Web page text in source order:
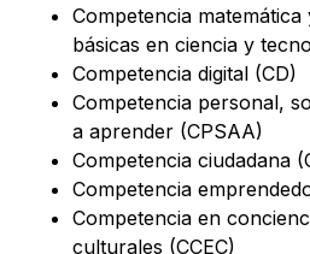
Competencia
básicas en ciencia y
Competencia digital (CD)
Competencia personal,
a aprender (CPSAA)
Competencia ciudadana
Competencia
Competencia en
culturales (CCEC)